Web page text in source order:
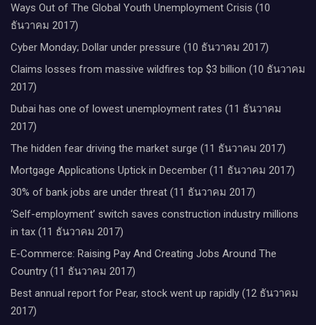
Ways Out of The Global Youth Unemployment Crisis (10
ธันวาคม 2017)
Cyber Monday; Dollar under pressure (10 ธันวาคม 2017)
Claims losses from massive wildfires top $3 billion (10 ธันวาคม
2017)
Dubai has one of lowest unemployment rates (11 ธันวาคม
2017)
The hidden fear driving the market surge (11 ธันวาคม 2017)
Mortgage Applications Uptick in December (11 ธันวาคม 2017)
30% of bank jobs are under threat (11 ธันวาคม 2017)
‘Self-employment’ switch saves construction industry millions
in tax (11 ธันวาคม 2017)
E-Commerce: Raising Pay And Creating Jobs Around The
Country (11 ธันวาคม 2017)
Best annual report for Pear, stock went up rapidly (12 ธันวาคม
2017)